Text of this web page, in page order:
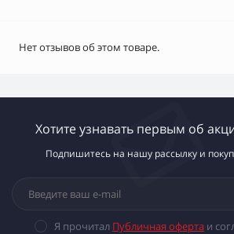
Нет отзывов об этом товаре.
Хотите узнавать первым об
Подпишитесь на нашу рассылку и
Я прочитал Публичная оферта и